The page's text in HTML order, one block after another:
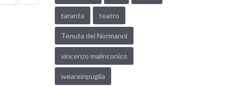
taranta teatro
Tenuta dei Normanni
vincenzo malinconico
weareinpuglia